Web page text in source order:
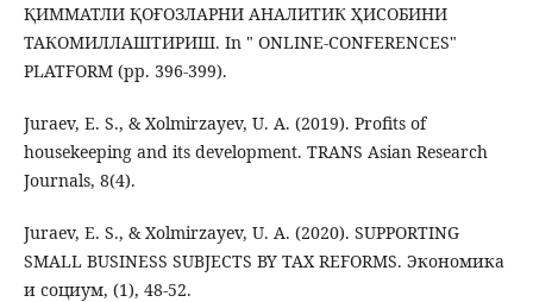
ҚИММАТЛИ ҚОҒОЗЛАРНИ АНАЛИТИК ҲИСОБИНИ
ТАКОМИЛЛАШТИРИШ. In " ONLINE-CONFERENCES"
PLATFORM (pp. 396-399).
Juraev, E. S., & Xolmirzayev, U. A. (2019). Profits of
housekeeping and its development. TRANS Asian Research
Journals, 8(4).
Juraev, E. S., & Xolmirzayev, U. A. (2020). SUPPORTING
SMALL BUSINESS SUBJECTS BY TAX REFORMS. Экономика
и социум, (1), 48-52.